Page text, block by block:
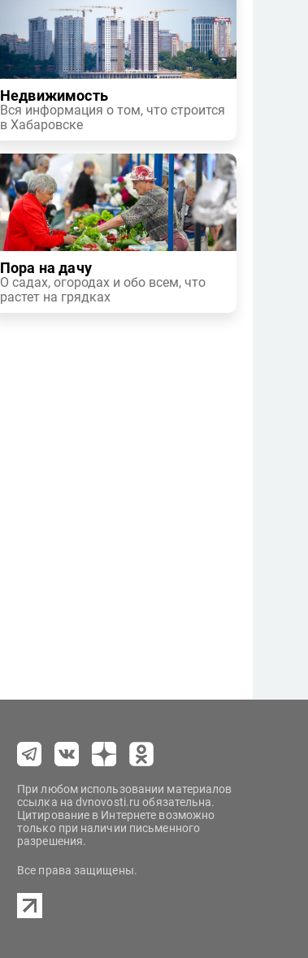
Недвижимость
Вся информация о том, что строится
в Хабаровске
Пора на дачу
О садах, огородах и обо всем, что
растет на грядках
При любом использовании материалов
ссылка на dvnovosti.ru обязательна.
Цитирование в Интернете возможно
только при наличии письменного
разрешения.
Все права защищены.